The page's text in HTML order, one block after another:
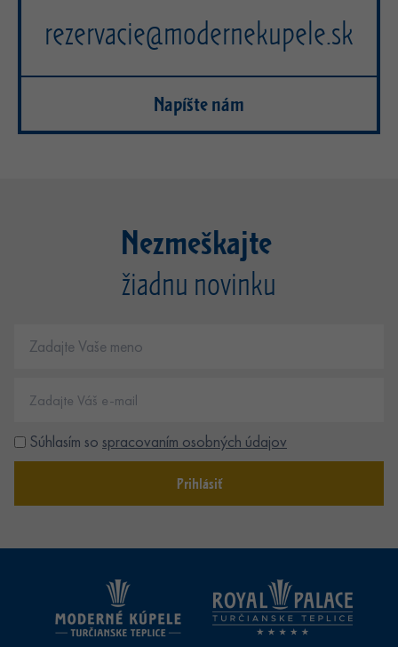
rezervacie@modernekupele.sk
Napíšte nám
Nezmeškajte
žiadnu novinku
Súhlasím so spracovaním osobných údajov
Prihlásiť